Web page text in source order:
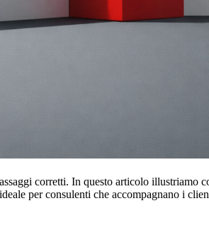
corretti. In questo articolo illustriamo
per consulenti che accompagnano i